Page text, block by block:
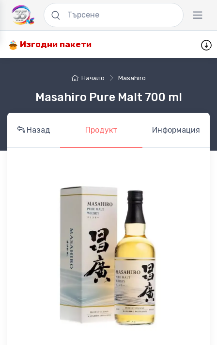
Изгодни пакети
Начало Masahiro
Masahiro Pure Malt 700 ml
Назад Продукт Информация